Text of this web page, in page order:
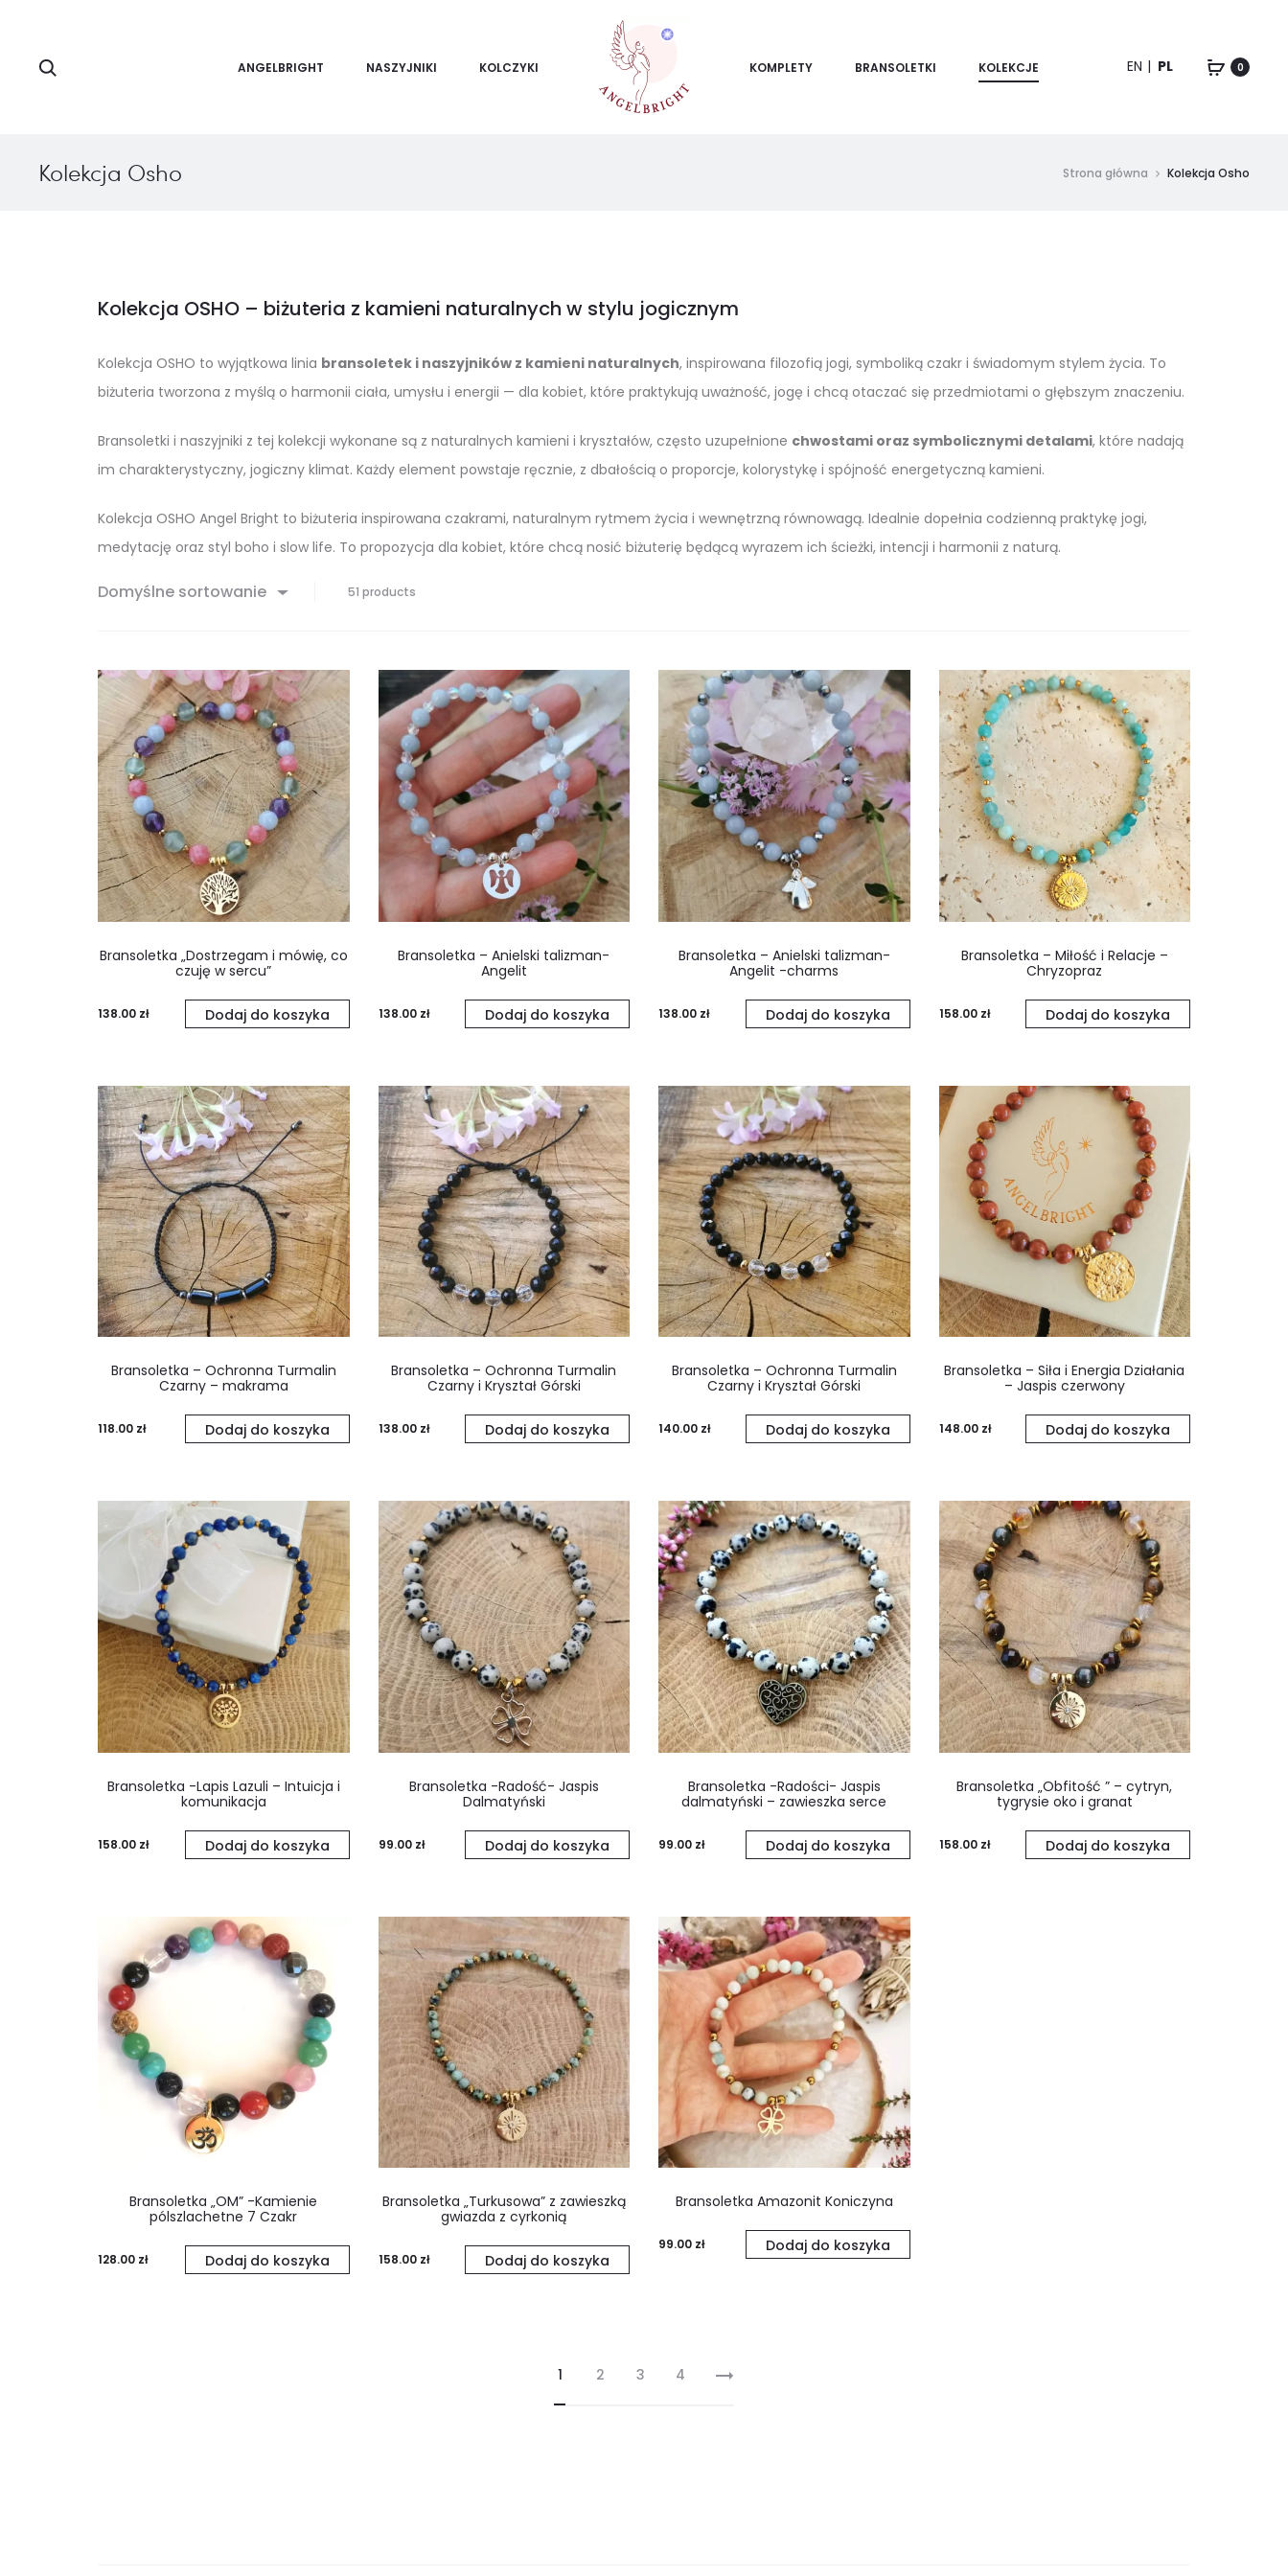
ANGELBRIGHT NASZYJNIKI KOLCZYKI KOMPLETY BRANSOLETKI KOLEKCJE 0
EN PL
Kolekcja Osho Strona główna Kolekcja Osho
Kolekcja OSHO – biżuteria z kamieni naturalnych w stylu jogicznym
Kolekcja OSHO to wyjątkowa linia bransoletek i naszyjników z kamieni naturalnych, inspirowana filozofią jogi, symboliką czakr i świadomym stylem życia. To
biżuteria tworzona z myślą o harmonii ciała, umysłu i energii — dla kobiet, które praktykują uważność, jogę i chcą otaczać się przedmiotami o głębszym znaczeniu.
Bransoletki i naszyjniki z tej kolekcji wykonane są z naturalnych kamieni i kryształów, często uzupełnione chwostami oraz symbolicznymi detalami, które nadają
im charakterystyczny, jogiczny klimat. Każdy element powstaje ręcznie, z dbałością o proporcje, kolorystykę i spójność energetyczną kamieni.
Kolekcja OSHO Angel Bright to biżuteria inspirowana czakrami, naturalnym rytmem życia i wewnętrzną równowagą. Idealnie dopełnia codzienną praktykę jogi,
medytację oraz styl boho i slow life. To propozycja dla kobiet, które chcą nosić biżuterię będącą wyrazem ich ścieżki, intencji i harmonii z naturą.
Domyślne sortowanie 51 products
51
wyników
Bransoletka „Dostrzegam i mówię, co
czuję w sercu”
138.00 zł Dodaj do koszyka
Bransoletka – Anielski talizman-
Angelit
138.00 zł Dodaj do koszyka
Bransoletka – Anielski talizman-
Angelit -charms
138.00 zł Dodaj do koszyka
Bransoletka – Miłość i Relacje –
Chryzopraz
158.00 zł Dodaj do koszyka
Bransoletka – Ochronna Turmalin
Czarny – makrama
118.00 zł Dodaj do koszyka
Bransoletka – Ochronna Turmalin
Czarny i Kryształ Górski
138.00 zł Dodaj do koszyka
Bransoletka – Ochronna Turmalin
Czarny i Kryształ Górski
140.00 zł Dodaj do koszyka
Bransoletka – Siła i Energia Działania
– Jaspis czerwony
148.00 zł Dodaj do koszyka
Bransoletka -Lapis Lazuli – Intuicja i
komunikacja
158.00 zł Dodaj do koszyka
Bransoletka -Radość- Jaspis
Dalmatyński
99.00 zł Dodaj do koszyka
Bransoletka -Radości- Jaspis
dalmatyński – zawieszka serce
99.00 zł Dodaj do koszyka
Bransoletka „Obfitość ” – cytryn,
tygrysie oko i granat
158.00 zł Dodaj do koszyka
Bransoletka „OM” -Kamienie
pólszlachetne 7 Czakr
128.00 zł Dodaj do koszyka
Bransoletka „Turkusowa” z zawieszką
gwiazda z cyrkonią
158.00 zł Dodaj do koszyka
Bransoletka Amazonit Koniczyna
99.00 zł Dodaj do koszyka
1 2 3 4